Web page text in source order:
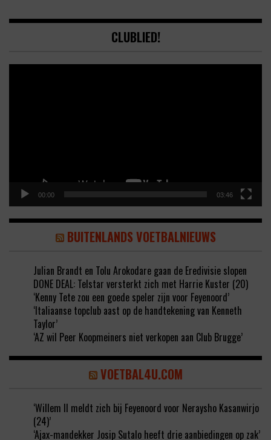
CLUBLIED!
00:00 03:46
BUITENLANDS VOETBALNIEUWS
Julian Brandt en Tolu Arokodare gaan de Eredivisie slopen
DONE DEAL: Telstar versterkt zich met Harrie Kuster (20)
‘Kenny Tete zou een goede speler zijn voor Feyenoord’
‘Italiaanse topclub aast op de handtekening van Kenneth
Taylor’
‘AZ wil Peer Koopmeiners niet verkopen aan Club Brugge’
VOETBAL4U.COM
‘Willem II meldt zich bij Feyenoord voor Neraysho Kasanwirjo
(24)’
‘Ajax-mandekker Josip Sutalo heeft drie aanbiedingen op zak’